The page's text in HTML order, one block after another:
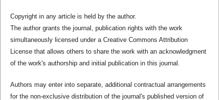
Copyright in any article is held by the author.
The author grants the journal, publication rights with the work
simultaneously licensed under a Creative Commons Attribution
License that allows others to share the work with an acknowledgment
of the work's authorship and initial publication in this journal.
Authors may enter into separate, additional contractual arrangements
for the non-exclusive distribution of the journal's published version of